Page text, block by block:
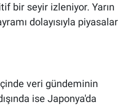
bir seyir izleniyor. Yarın
dolayısıyla piyasalar
veri gündeminin
ise Japonya'da